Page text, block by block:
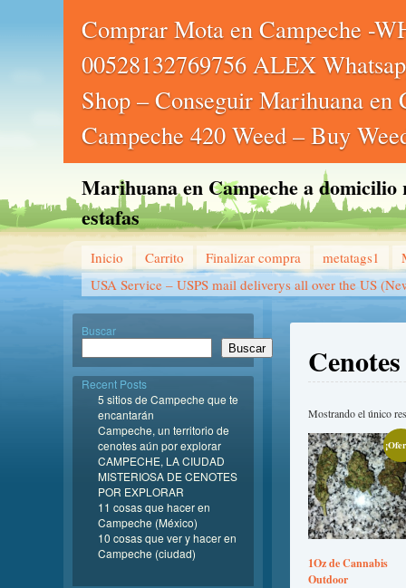
Comprar Mota en Campeche -
00528132769756 ALEX
Shop – Conseguir Marihuana en
Campeche 420 Weed – Buy
Marihuana en Campeche a
estafas
Inicio Carrito Finalizar compra metatags1
USA Service – USPS mail deliverys all over the US
Mostrando el único
1Oz de Cannabis
Outdoor
Buscar
Buscar
Recent Posts
5 sitios de Campeche que te
encantarán
Campeche, un territorio de
cenotes aún por explorar
CAMPECHE, LA CIUDAD
MISTERIOSA DE CENOTES
POR EXPLORAR
11 cosas que hacer en
Campeche (México)
10 cosas que ver y hacer en
Campeche (ciudad)